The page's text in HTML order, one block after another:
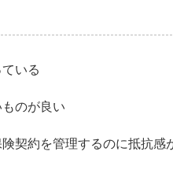
いる
のが良い
契約を管理するのに抵抗感